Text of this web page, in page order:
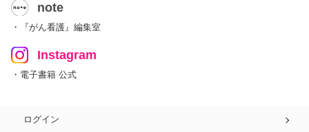
note
・『がん看護』編集室
Instagram
・電子書籍 公式
ログイン